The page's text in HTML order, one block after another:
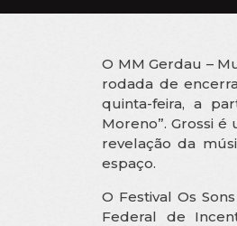
O MM Gerdau –
rodada de
quinta-feira, a
Moreno”. Grossi
revelação da
espaço.
O Festival Os
Federal de